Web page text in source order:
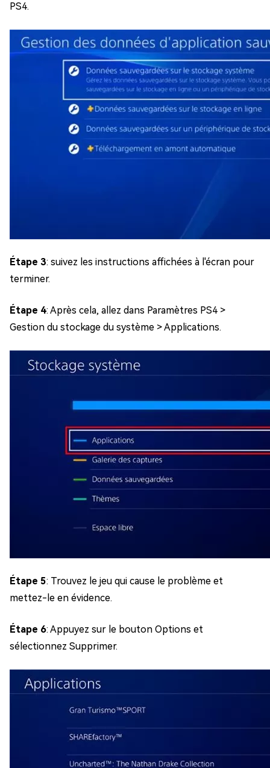
PS4.
Étape 3: suivez les instructions affichées à l'écran pour
terminer.
Étape 4: Après cela, allez dans Paramètres PS4 >
Gestion du stockage du système > Applications.
Étape 5: Trouvez le jeu qui cause le problème et
mettez-le en évidence.
Étape 6: Appuyez sur le bouton Options et
sélectionnez Supprimer.